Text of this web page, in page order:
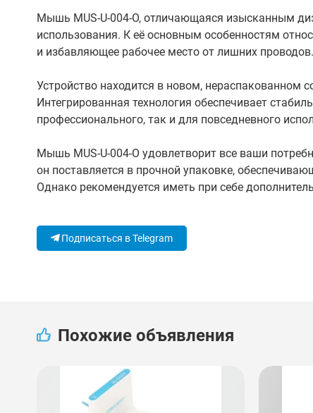
Мышь MUS-U-004-O, отличающаяся изысканным
использования. К её основным особенностям
и избавляющее рабочее место от лишних проводов.
Устройство находится в новом, нераспакованном
Интегрированная технология обеспечивает
профессионального, так и для повседневного
Мышь MUS-U-004-O удовлетворит все ваши
он поставляется в прочной упаковке,
Однако рекомендуется иметь при себе
Подписаться в Telegram
Похожие объявления